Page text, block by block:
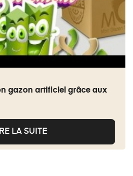
gazon artificiel grâce aux
LA SUITE